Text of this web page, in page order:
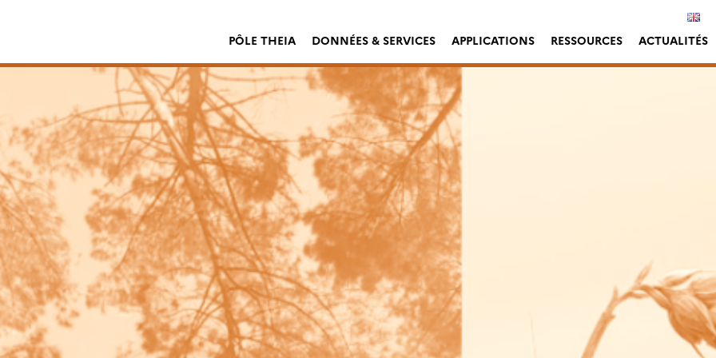
PÔLE THEIA DONNÉES & SERVICES APPLICATIONS RESSOURCES ACTUALITÉS